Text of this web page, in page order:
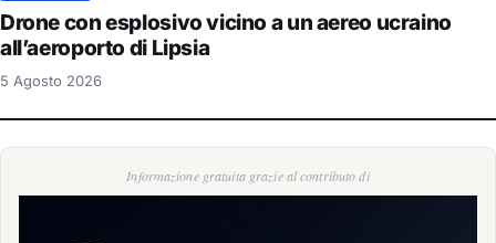
Drone con esplosivo vicino a un aereo ucraino
all’aeroporto di Lipsia
5 Agosto 2026
Informazione gratuita grazie al contributo di